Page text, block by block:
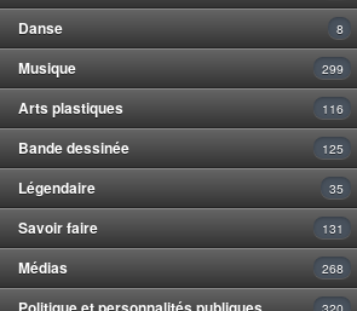
Danse 8
Musique 299
Arts plastiques 116
Bande dessinée 125
Légendaire 35
Savoir faire 131
Médias 268